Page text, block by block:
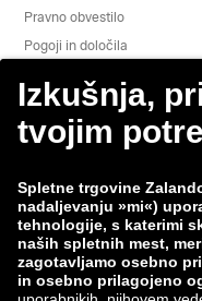
Pravno obvestilo
Pogoji in določila
Odstop
Delovna mesta
Prijavi ranljivost
Varnost izdelka
Skupina Zalando